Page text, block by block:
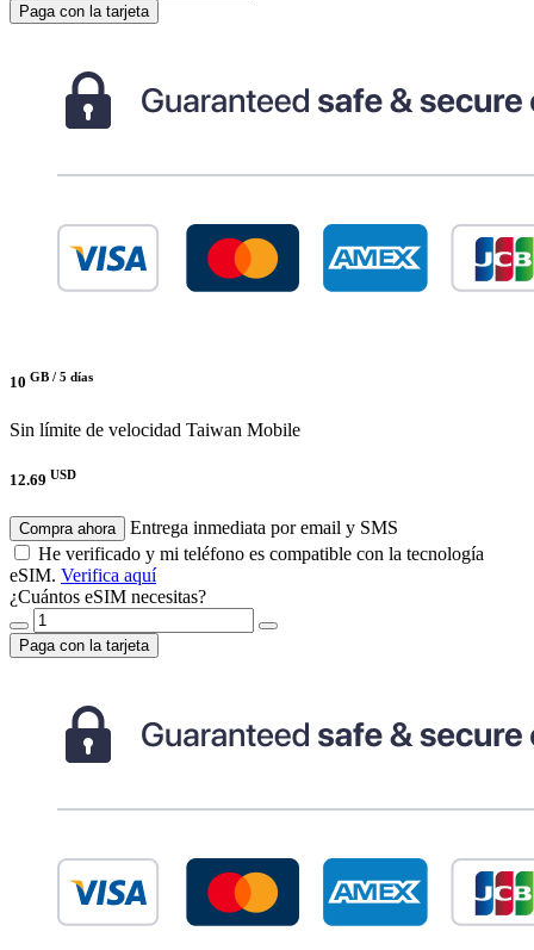
Paga con la tarjeta
10 GB / 5 días
Sin límite de velocidad Taiwan Mobile
12.69 USD
Compra ahora
Entrega inmediata por email y SMS
He verificado y mi teléfono es compatible con la tecnología
eSIM. Verifica aquí
¿Cuántos eSIM necesitas?
Paga con la tarjeta